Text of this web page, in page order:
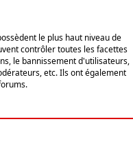
le plus haut niveau de
contrôler toutes les facettes
le bannissement d'utilisateurs,
etc. Ils ont également